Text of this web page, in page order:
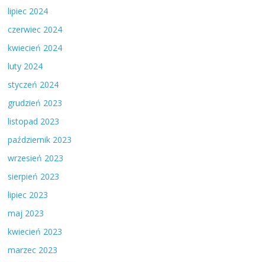
lipiec 2024
czerwiec 2024
kwiecień 2024
luty 2024
styczeń 2024
grudzień 2023
listopad 2023
październik 2023
wrzesień 2023
sierpień 2023
lipiec 2023
maj 2023
kwiecień 2023
marzec 2023